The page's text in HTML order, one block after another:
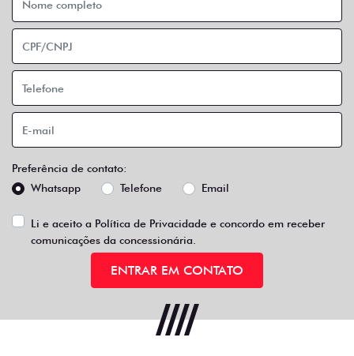
Preferência de contato:
Whatsapp
Telefone Email
Li e aceito a Política de Privacidade e concordo em receber
comunicações da concessionária.
ENTRAR EM CONTATO